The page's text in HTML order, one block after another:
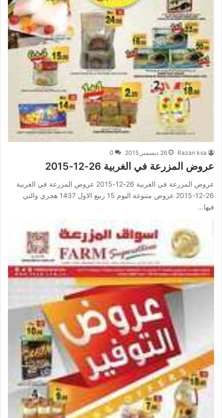
Razan ksa 26 ديسمبر,2015 0
عروض المزرعة في الغربية 26-12-2015
عروض المزرعة في الغربية 26-12-2015 عروض المزرعة في الغربية
26-12-2015 عروض متنوعة اليوم 15 ربيع الاول 1437 هجري والتي
فيها…